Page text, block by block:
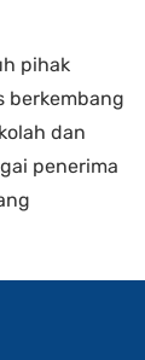
pihak
berkembang
dan
penerima